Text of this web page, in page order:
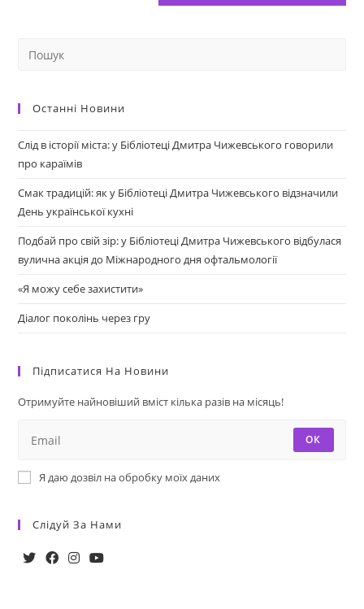
Останні Новини
Слід в історії міста: у Бібліотеці Дмитра Чижевського говорили
про караїмів
Смак традицій: як у Бібліотеці Дмитра Чижевського відзначили
День української кухні
Подбай про свій зір: у Бібліотеці Дмитра Чижевського відбулася
вулична акція до Міжнародного дня офтальмології
«Я можу себе захистити»
Діалог поколінь через гру
Підписатися На Новини
Отримуйте найновіший вміст кілька разів на місяць!
ОК
Я даю дозвіл на обробку моїх даних
Слідуй За Нами